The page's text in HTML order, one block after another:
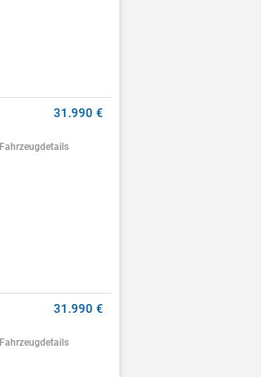
31.990 €
Fahrzeugdetails
31.990 €
Fahrzeugdetails